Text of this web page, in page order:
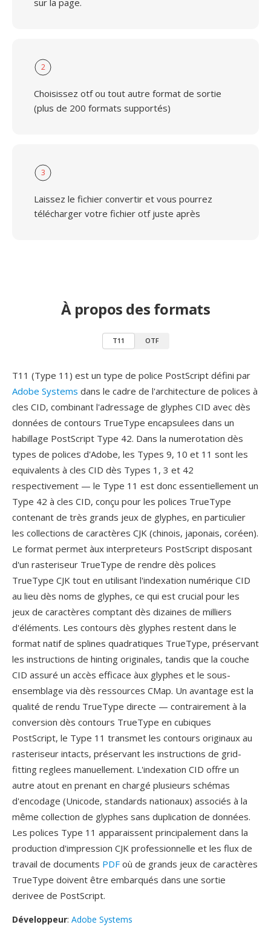
sur la page.
2
Choisissez otf ou tout autre format de sortie
(plus de 200 formats supportés)
3
Laissez le fichier convertir et vous pourrez
télécharger votre fichier otf juste après
À propos des formats
T11 OTF
T11 (Type 11) est un type de police PostScript défini par
Adobe Systems dans le cadre de l'architecture de polices à
cles CID, combinant l'adressage de glyphes CID avec dès
données de contours TrueType encapsulees dans un
habillage PostScript Type 42. Dans la numerotation dès
types de polices d'Adobe, les Types 9, 10 et 11 sont les
equivalents à cles CID dès Types 1, 3 et 42
respectivement — le Type 11 est donc essentiellement un
Type 42 à cles CID, conçu pour les polices TrueType
contenant de très grands jeux de glyphes, en particulier
les collections de caractères CJK (chinois, japonais, coréen).
Le format permet àux interpreteurs PostScript disposant
d'un rasteriseur TrueType de rendre dès polices
TrueType CJK tout en utilisant l'indexation numérique CID
au lieu dès noms de glyphes, ce qui est crucial pour les
jeux de caractères comptant dès dizaines de milliers
d'éléments. Les contours dès glyphes restent dans le
format natif de splines quadratiques TrueType, préservant
les instructions de hinting originales, tandis que la couche
CID assuré un accès efficace àux glyphes et le sous-
ensemblage via dès ressources CMap. Un avantage est la
qualité de rendu TrueType directe — contrairement à la
conversion dès contours TrueType en cubiques
PostScript, le Type 11 transmet les contours originaux au
rasteriseur intacts, préservant les instructions de grid-
fitting reglees manuellement. L'indexation CID offre un
autre atout en prenant en chargé plusieurs schémas
d'encodage (Unicode, standards nationaux) associés à la
même collection de glyphes sans duplication de données.
Les polices Type 11 apparaissent principalement dans la
production d'impression CJK professionnelle et les flux de
travail de documents PDF où de grands jeux de caractères
TrueType doivent être embarqués dans une sortie
derivee de PostScript.
Développeur: Adobe Systems